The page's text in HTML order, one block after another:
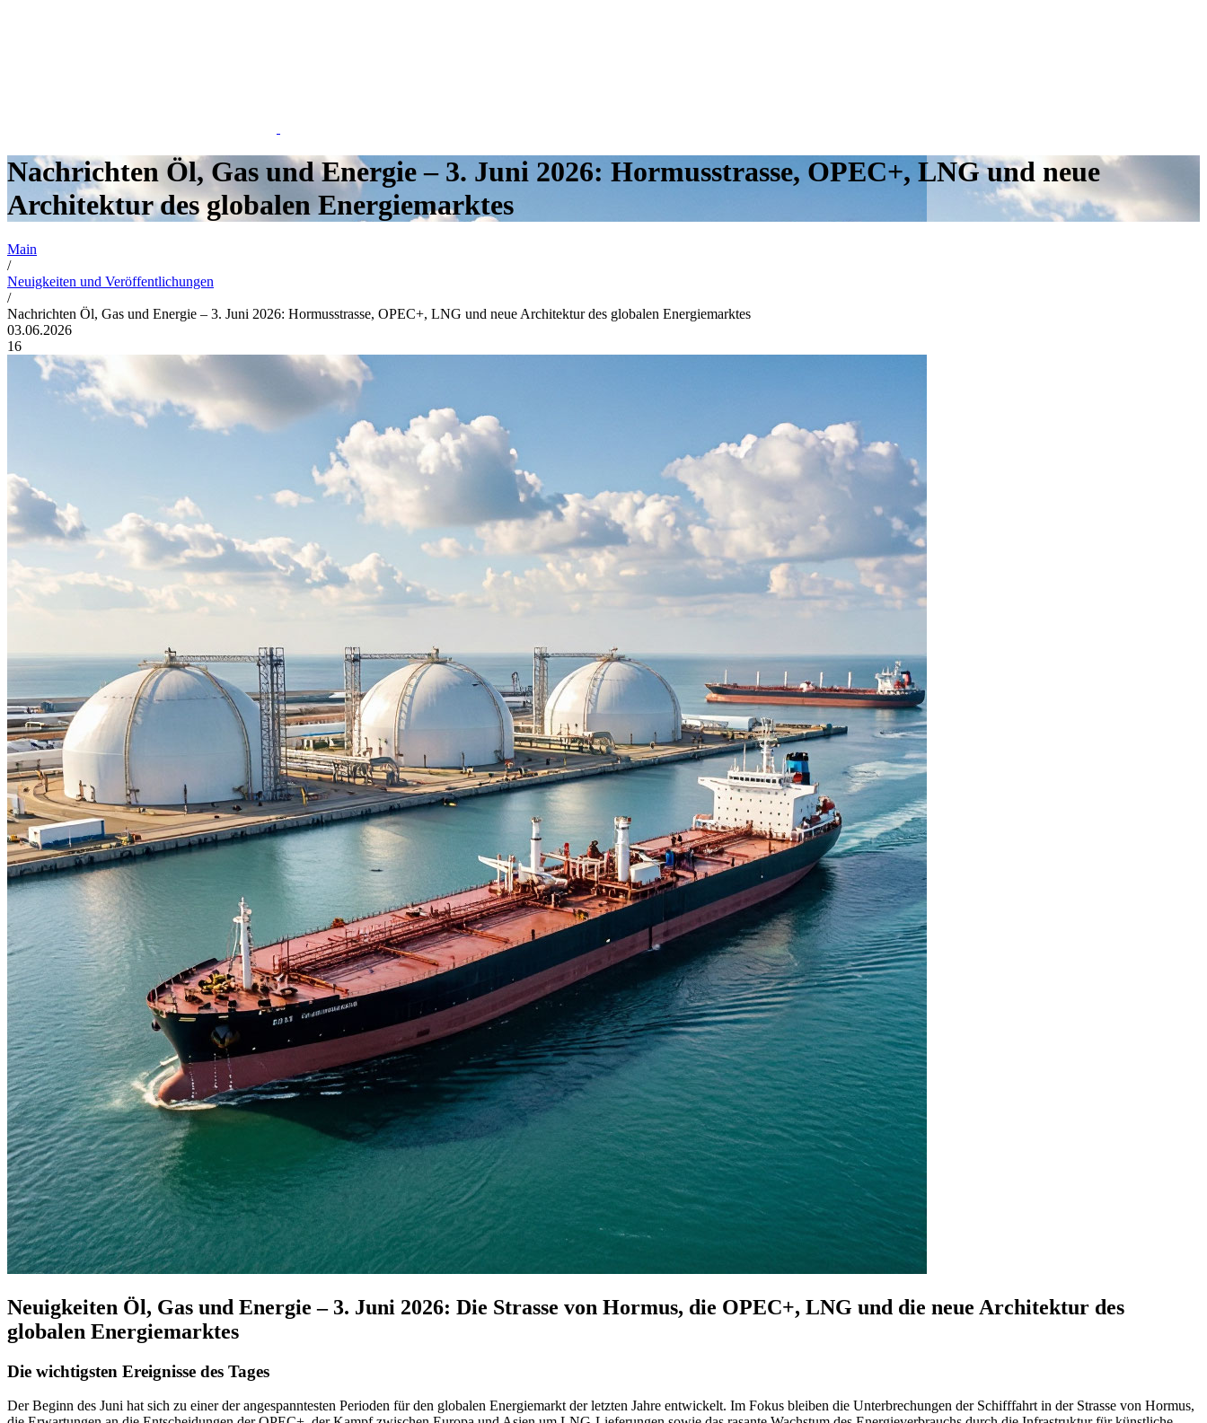
Nachrichten Öl, Gas und Energie – 3. Juni 2026: Hormusstrasse, OPEC+, LNG und neue
Architektur des globalen Energiemarktes
Main
/
Neuigkeiten und Veröffentlichungen
/
Nachrichten Öl, Gas und Energie – 3. Juni 2026: Hormusstrasse, OPEC+, LNG und neue Architektur des globalen Energiemarktes
03.06.2026
16
Neuigkeiten Öl, Gas und Energie – 3. Juni 2026: Die Strasse von Hormus, die OPEC+, LNG und die neue Architektur des
globalen Energiemarktes
Die wichtigsten Ereignisse des Tages
Der Beginn des Juni hat sich zu einer der angespanntesten Perioden für den globalen Energiemarkt der letzten Jahre entwickelt. Im Fokus bleiben die Unterbrechungen der Schifffahrt in der Strasse von Hormus,